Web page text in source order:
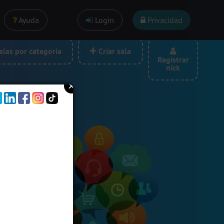
Ayuda Login Privacidad
por categoria
Criar sala
Registrar
nick